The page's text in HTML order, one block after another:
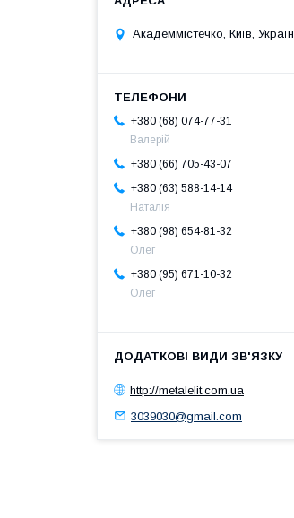
Академмістечко, Київ,
+380 (68) 074-77-31
Валерій
+380 (66) 705-43-07
+380 (63) 588-14-14
Наталія
+380 (98) 654-81-32
Олег
+380 (95) 671-10-32
Олег
http://metalelit.com.ua
3039030@gmail.com